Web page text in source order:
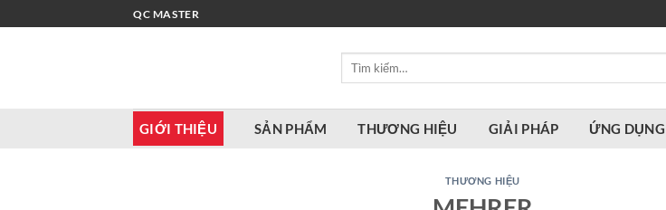
qua
QC MASTER
Tìm
GIỚI THIỆU SẢN PHẨM THƯƠNG HIỆU GIẢI PHÁP ỨNG DỤNG
THƯƠNG HIỆU